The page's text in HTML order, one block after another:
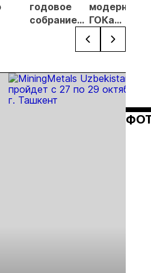
годовое
собрание
акционеров
ГОКа
Якутии